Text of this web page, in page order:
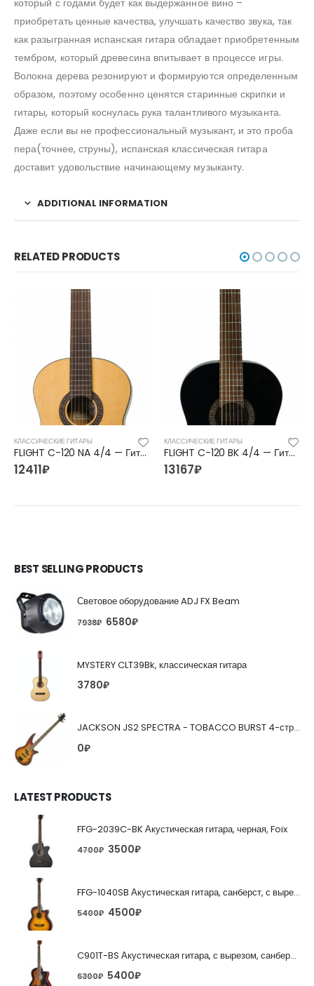
который с годами будет как выдержанное вино –
приобретать ценные качества, улучшать качество звука, так
как разыгранная испанская гитара обладает приобретенным
тембром, который древесина впитывает в процессе игры.
Волокна дерева резонируют и формируются определенным
образом, поэтому особенно ценятся старинные скрипки и
гитары, который коснулась рука талантливого музыканта.
Даже если вы не профессиональный музыкант, и это проба
пера(точнее, струны), испанская классическая гитара
доставит удовольствие начинающему музыканту.
ADDITIONAL INFORMATION
RELATED PRODUCTS
КЛАССИЧЕСКИЕ ГИТАРЫ
FLIGHT C-120 NA 4/4 — Гитара классическая 4/4 Флайт
12411₽
КЛАССИЧЕСКИЕ ГИТАРЫ
FLIGHT C-120 BK 4/4 — Гитара классическая 4/4 Флайт
13167₽
BEST SELLING PRODUCTS
Световое оборудование ADJ FX Beam
7938₽ 6580₽
MYSTERY CLT39Bk, классическая гитара
3780₽
JACKSON JS2 SPECTRA - TOBACCO BURST 4-струнная бас-гитара
0₽
LATEST PRODUCTS
FFG-2039C-BK Акустическая гитара, черная, Foix
4700₽ 3500₽
FFG-1040SB Акустическая гитара, санберст, с вырезом, Foix
5400₽ 4500₽
C901T-BS Акустическая гитара, с вырезом, санберст, Caraya
6300₽ 5400₽